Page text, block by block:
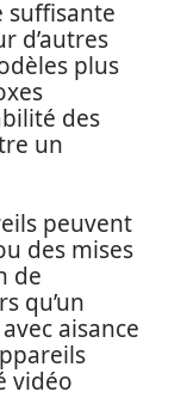
suffisante
d’autres
plus
des
un
peuvent
des mises
de
qu’un
aisance
vidéo